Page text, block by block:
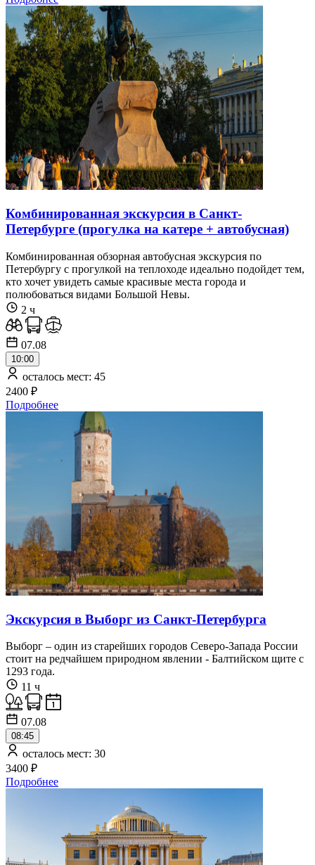
Комбинированная экскурсия в Санкт-
Петербурге (прогулка на катере + автобусная)
Комбинированная обзорная автобусная экскурсия по
Петербургу с прогулкой на теплоходе идеально подойдет тем,
кто хочет увидеть самые красивые места города и
полюбоваться видами Большой Невы.
2 ч
07.08
10:00
осталось мест: 45
2400 ₽
Подробнее
Экскурсия в Выборг из Санкт-Петербурга
Выборг – один из старейших городов Северо-Запада России
стоит на редчайшем природном явлении - Балтийском щите с
1293 года.
11 ч
07.08
08:45
осталось мест: 30
3400 ₽
Подробнее